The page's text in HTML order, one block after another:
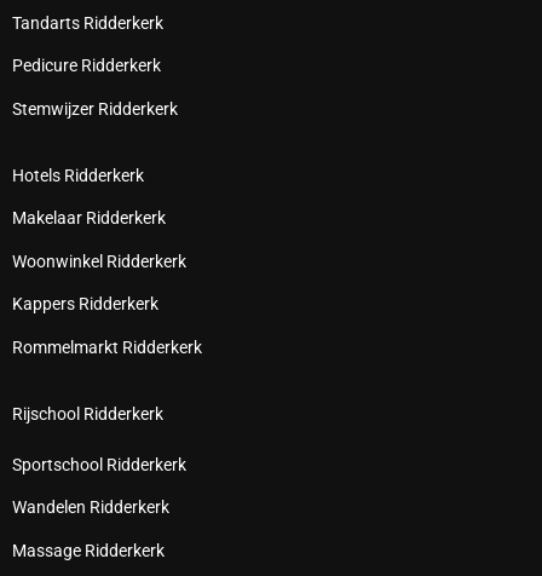
Tandarts Ridderkerk
Pedicure Ridderkerk
Stemwijzer Ridderkerk
Hotels Ridderkerk
Makelaar Ridderkerk
Woonwinkel Ridderkerk
Kappers Ridderkerk
Rommelmarkt Ridderkerk
Rijschool Ridderkerk
Sportschool Ridderkerk
Wandelen Ridderkerk
Massage Ridderkerk